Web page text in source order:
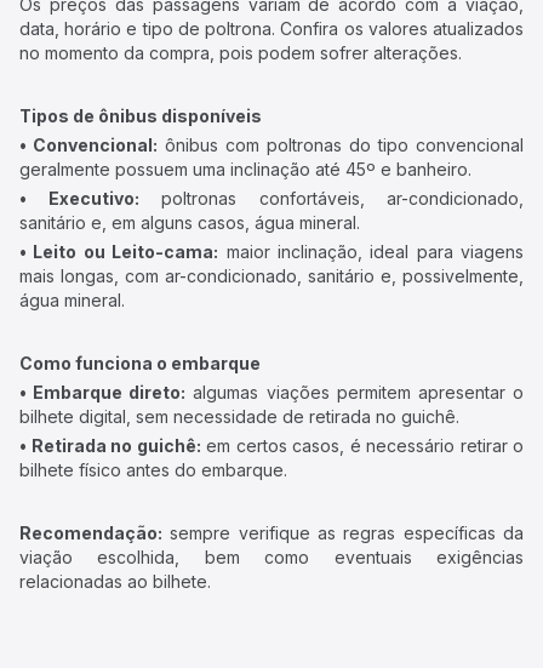
Os preços das passagens variam de acordo com a viação,
data, horário e tipo de poltrona. Confira os valores atualizados
no momento da compra, pois podem sofrer alterações.
Tipos de ônibus disponíveis
• Convencional: ônibus com poltronas do tipo convencional
geralmente possuem uma inclinação até 45º e banheiro.
• Executivo: poltronas confortáveis, ar-condicionado,
sanitário e, em alguns casos, água mineral.
• Leito ou Leito-cama: maior inclinação, ideal para viagens
mais longas, com ar-condicionado, sanitário e, possivelmente,
água mineral.
Como funciona o embarque
• Embarque direto: algumas viações permitem apresentar o
bilhete digital, sem necessidade de retirada no guichê.
• Retirada no guichê: em certos casos, é necessário retirar o
bilhete físico antes do embarque.
Recomendação: sempre verifique as regras específicas da
viação escolhida, bem como eventuais exigências
relacionadas ao bilhete.